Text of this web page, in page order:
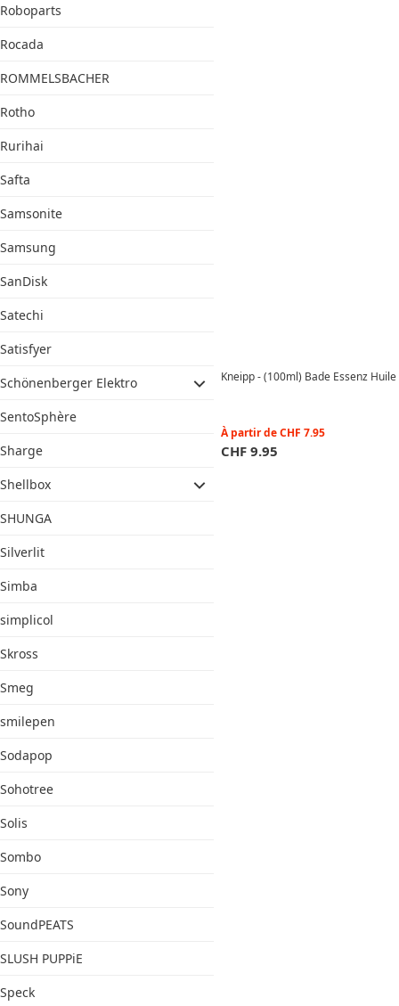
Roboparts
Rocada
ROMMELSBACHER
Rotho
Rurihai
Safta
Samsonite
Samsung
SanDisk
Satechi
Satisfyer
Schönenberger Elektro
SentoSphère
Sharge
Shellbox
SHUNGA
Silverlit
Simba
simplicol
Skross
Smeg
smilepen
Sodapop
Sohotree
Solis
Sombo
Sony
SoundPEATS
SLUSH PUPPiE
Speck
Kneipp - (100ml) Bade Essenz
À partir deCHF 7.95
CHF 9.95